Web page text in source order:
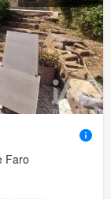
Faro